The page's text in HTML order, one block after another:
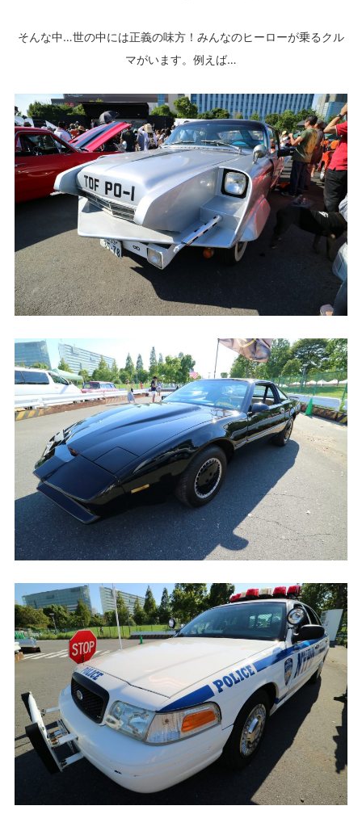
そんな中…世の中には正義の味方！みんなのヒーローが乗るクル
マがいます。例えば…